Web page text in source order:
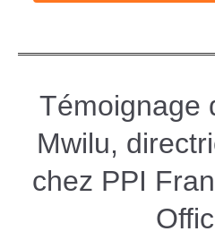
Témoignage
Mwilu,
chez PPI